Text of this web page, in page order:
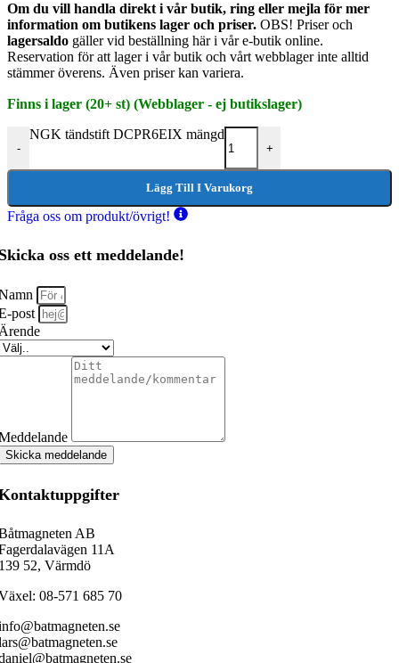
Om du vill handla direkt i vår butik, ring eller mejla för mer
information om butikens lager och priser. OBS! Priser och
lagersaldo gäller vid beställning här i vår e-butik online.
Reservation för att lager i vår butik och vårt webblager inte alltid
stämmer överens. Även priser kan variera.
Finns i lager (20+ st) (Webblager - ej butikslager)
-
NGK tändstift DCPR6EIX mängd
+
Lägg Till I Varukorg
Fråga oss om produkt/övrigt!
oss ett meddelande!
post
Skicka meddelande
AB
11A
52, Värmdö
08-571 685 70